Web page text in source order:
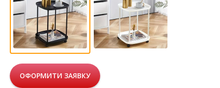
ОФОРМИТИ ЗАЯВКУ